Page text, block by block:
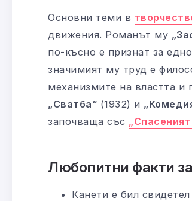
Основни теми в
движения. Романът му
по-късно е признат за
значимият му труд е
механизмите на властта
„Сватба“ (1932) и
започваща със
Любопитни факти
Канети е бил